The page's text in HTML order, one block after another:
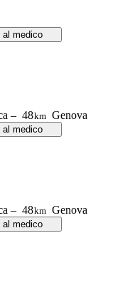
al medico
– 48km Genova
al medico
– 48km Genova
al medico